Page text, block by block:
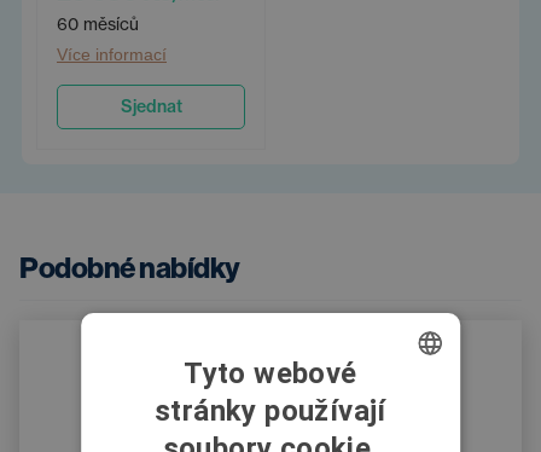
60 měsíců
Více informací
Sjednat
Podobné nabídky
CZECH
SWEDISH
Tyto webové
stránky používají